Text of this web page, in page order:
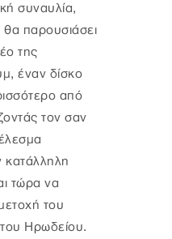
συναυλία,
παρουσιάσει
της
έναν δίσκο
από
τον σαν
κατάλληλη
τώρα να
του
Ηρωδείου.